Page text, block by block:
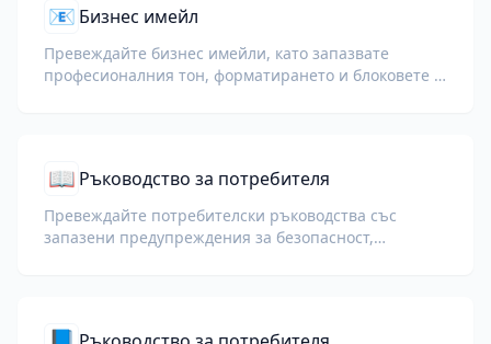
📧 Бизнес имейл
Превеждайте бизнес имейли, като запазвате
професионалния тон, форматирането и блоковете с
📖 Ръководство за потребителя
Превеждайте потребителски ръководства със
запазени предупреждения за безопасност,